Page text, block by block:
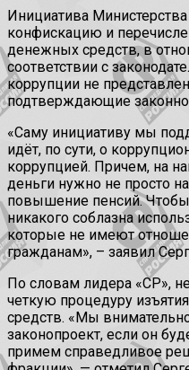
Инициатива
конфискацию и
денежных средств, в
соответствии с
коррупции не
подтверждающие
«Саму инициативу мы
идёт, по сути, о
коррупцией. Причем, на
деньги нужно не просто
повышение пенсий.
никакого соблазна
которые не имеют
гражданам», – заявил
По словам лидера «СР»,
четкую процедуру
средств. «Мы
законопроект, если он
примем справедливое